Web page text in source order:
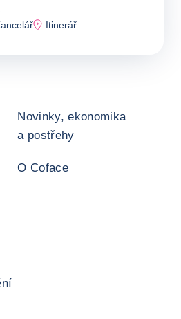
Itinerář
Novinky, ekonomika
a postřehy
O Coface